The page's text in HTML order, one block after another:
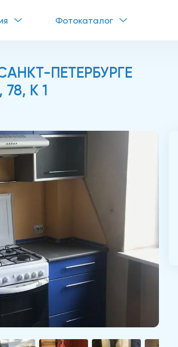
Фотокаталог
ПЕТЕРБУРГЕ
К 1